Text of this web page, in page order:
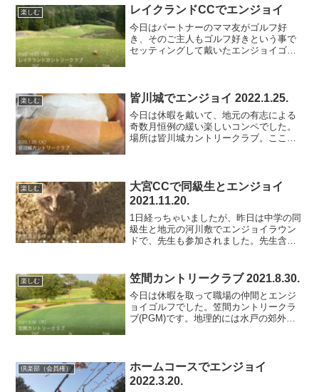
みーのでもうへろへろでしたが日付が変
わらぬうち...
楽しむ レイクランドCCでエンジョイ
今日はパートナーのママ友がゴルフ好
き、そのご主人もゴルフ好きという事で
セッティングして戴いたエンジョイゴル
に楽しいものとなりました。...
楽しむ 皆川城でエンジョイ 2022.1.25.
今日は休暇を戴いて、地元の有志による
奇数月恒例の緩い楽しいコンペでした。
場所は皆川城カントリークラブ。ここは
数回来たことありまし...
楽しむ
大宮CCで同級生とエンジョイ
2021.11.20.
1日経っちゃいましたが、昨日は中学の同
級生と地元の河川敷でエンジョイラウン
ドで、先生も参加されました。先生含め
賞のみというユルいものです。それでも
先生が差し入れしてく...
楽しむ 笠間カントリークラブ 2021.8.30.
今日は休暇を取って職場の仲間とエンジ
ョイゴルフでした。笠間カントリークラ
ブ(PGM)です。地理的には水戸の郊外と
ではありません。PGM...
倶楽部（会員権）
ホームコースでエンジョイ
2022.3.20.